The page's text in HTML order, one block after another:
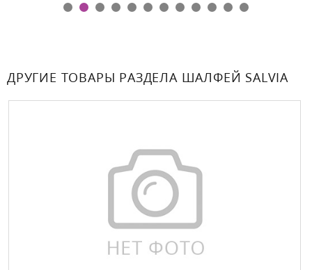
ДРУГИЕ ТОВАРЫ РАЗДЕЛА ШАЛФЕЙ SALVIA